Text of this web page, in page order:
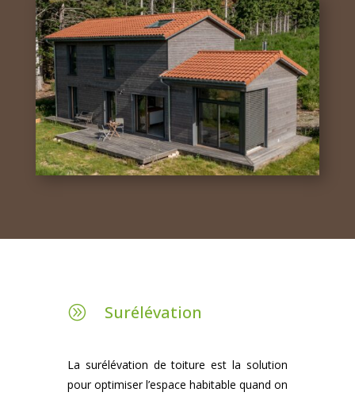
A Surélévation
La surélévation de toiture est la solution
pour optimiser l’espace habitable quand on